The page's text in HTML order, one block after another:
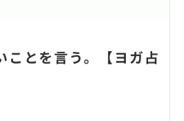
とを言う。【ヨガ占